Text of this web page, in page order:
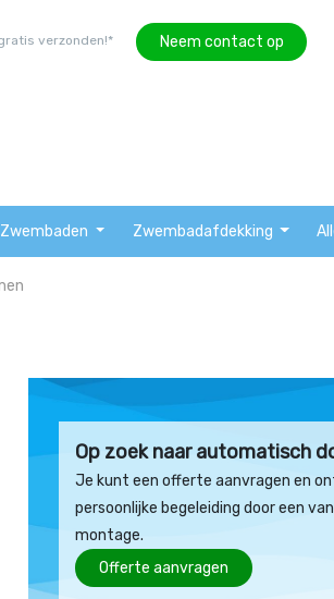
verzonden!* Neem contact op
Zwembaden Zwembadafdekking
Op zoek naar automatisch
Je kunt een offerte aanvragen en
persoonlijke begeleiding door een
montage.
Offerte aanvragen